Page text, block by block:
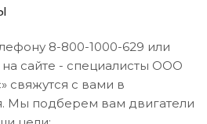
8-800-1000-629 или
на сайте - специалисты ООО
свяжутся с вами в
Мы подберем вам двигатели